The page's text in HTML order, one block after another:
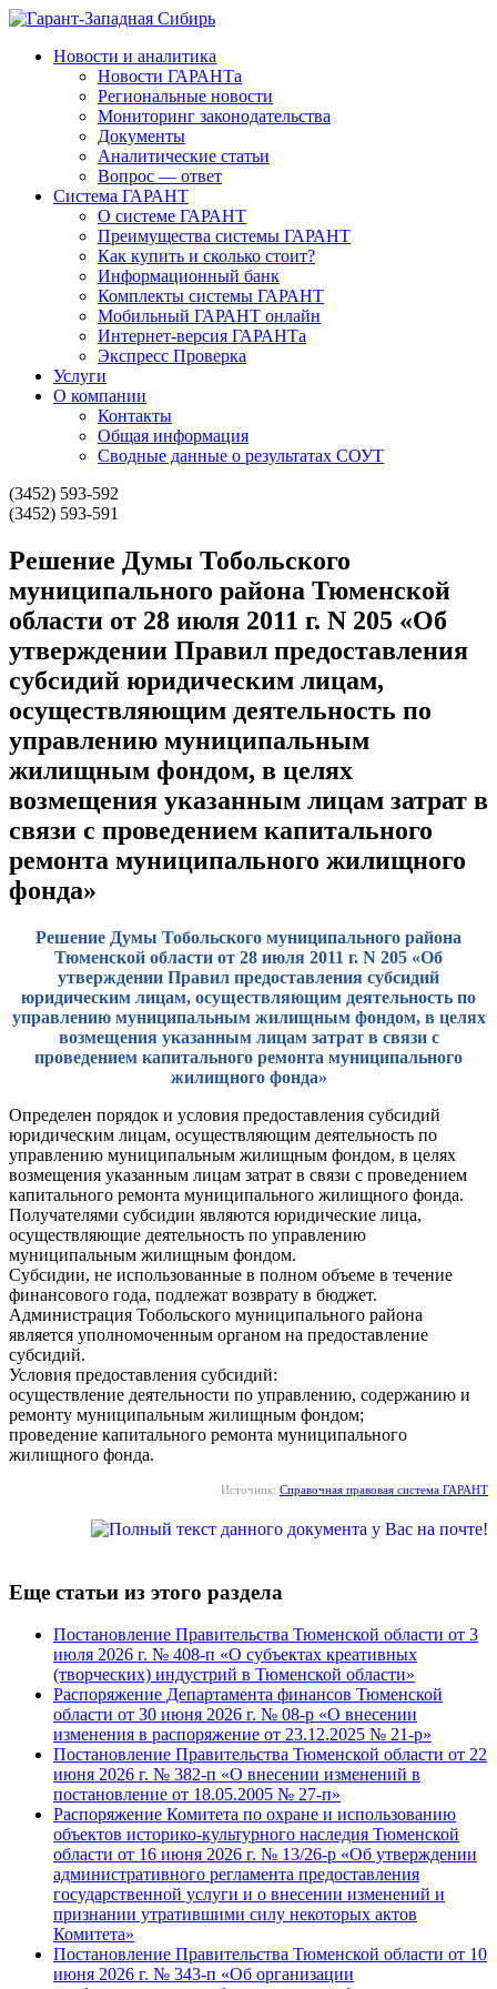
Новости и аналитика
Новости ГАРАНТа
Региональные новости
Мониторинг законодательства
Документы
Аналитические статьи
Вопрос — ответ
Система ГАРАНТ
О системе ГАРАНТ
Преимущества системы ГАРАНТ
Как купить и сколько стоит?
Информационный банк
Комплекты системы ГАРАНТ
Мобильный ГАРАНТ онлайн
Интернет-версия ГАРАНТа
Экспресс Проверка
Услуги
О компании
Контакты
Общая информация
Сводные данные о результатах СОУТ
(3452) 593-592
(3452) 593-591
Решение Думы Тобольского
муниципального района Тюменской
области от 28 июля 2011 г. N 205 «Об
утверждении Правил предоставления
субсидий юридическим лицам,
осуществляющим деятельность по
управлению муниципальным
жилищным фондом, в целях
возмещения указанным лицам затрат в
связи с проведением капитального
ремонта муниципального жилищного
фонда»
Решение Думы Тобольского муниципального района
Тюменской области от 28 июля 2011 г. N 205 «Об
утверждении Правил предоставления субсидий
юридическим лицам, осуществляющим деятельность по
управлению муниципальным жилищным фондом, в целях
возмещения указанным лицам затрат в связи с
проведением капитального ремонта муниципального
жилищного фонда»
Определен порядок и условия предоставления субсидий
юридическим лицам, осуществляющим деятельность по
управлению муниципальным жилищным фондом, в целях
возмещения указанным лицам затрат в связи с проведением
капитального ремонта муниципального жилищного фонда.
Получателями субсидии являются юридические лица,
осуществляющие деятельность по управлению
муниципальным жилищным фондом.
Субсидии, не использованные в полном объеме в течение
финансового года, подлежат возврату в бюджет.
Администрация Тобольского муниципального района
является уполномоченным органом на предоставление
субсидий.
Условия предоставления субсидий:
осуществление деятельности по управлению, содержанию и
ремонту муниципальным жилищным фондом;
проведение капитального ремонта муниципального
жилищного фонда.
Источник: Справочная правовая система ГАРАНТ
Еще статьи из этого раздела
Постановление Правительства Тюменской области от 3
июля 2026 г. № 408-п «О субъектах креативных
(творческих) индустрий в Тюменской области»
Распоряжение Департамента финансов Тюменской
области от 30 июня 2026 г. № 08-р «О внесении
изменения в распоряжение от 23.12.2025 № 21-р»
Постановление Правительства Тюменской области от 22
июня 2026 г. № 382-п «О внесении изменений в
постановление от 18.05.2005 № 27-п»
Распоряжение Комитета по охране и использованию
объектов историко-культурного наследия Тюменской
области от 16 июня 2026 г. № 13/26-р «Об утверждении
административного регламента предоставления
государственной услуги и о внесении изменений и
признании утратившими силу некоторых актов
Комитета»
Постановление Правительства Тюменской области от 10
июня 2026 г. № 343-п «Об организации